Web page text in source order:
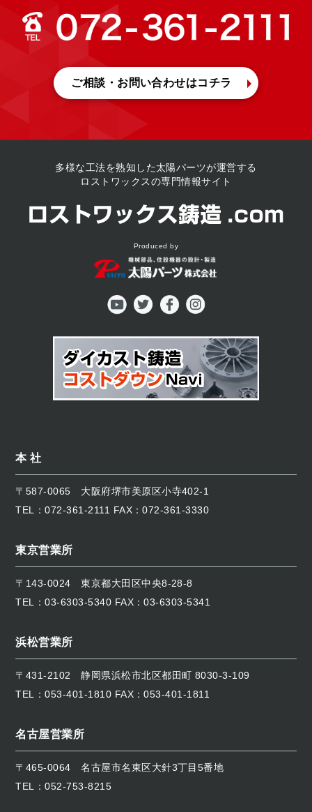
ご相談・お問い合わせはコチラ
多様な工法を熟知した 太陽パーツが運営する
ロストワックスの専門情報サイト
Produced by
本 社
〒587-0065
大阪府堺市美原区小寺402-1
TEL：072-361-2111 FAX：072-361-3330
東京営業所
〒143-0024
東京都大田区中央8-28-8
TEL：03-6303-5340 FAX：03-6303-5341
浜松営業所
〒431-2102
静岡県浜松市北区都田町 8030-3-109
TEL：053-401-1810 FAX：053-401-1811
名古屋営業所
〒465-0064
名古屋市名東区大針3丁目5番地
TEL：052-753-8215